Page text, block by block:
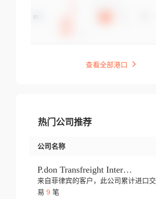
查看全部港口
热门公司推荐
公司名称
P.don Transfreight International
来自菲律宾的客户，此公司累计进口交
易 9 笔